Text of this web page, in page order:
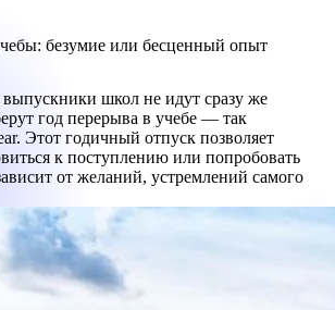
безумие или бесценный опыт
школ не идут сразу же
год перерыва в учебе — так
Этот годичный отпуск позволяет
к поступлению или попробовать
от желаний, устремлений самого